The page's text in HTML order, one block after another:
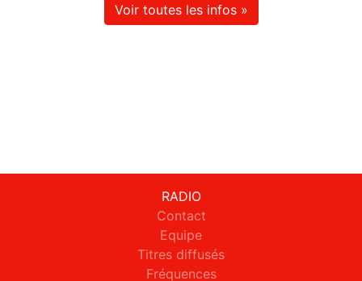
Voir toutes les infos »
RADIO
Contact
Equipe
Titres diffusés
Fréquences